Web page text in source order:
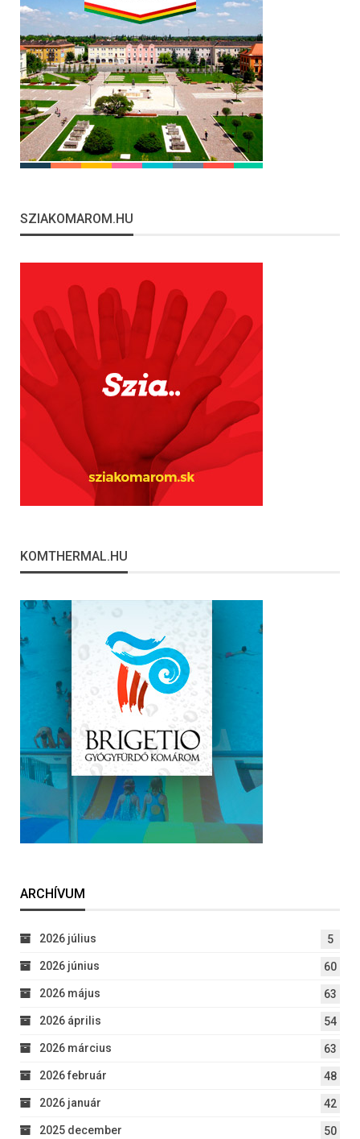
SZIAKOMAROM.HU
KOMTHERMAL.HU
ARCHÍVUM
2026 július 5
2026 június 60
2026 május 63
2026 április 54
2026 március 63
2026 február 48
2026 január 42
2025 december 50